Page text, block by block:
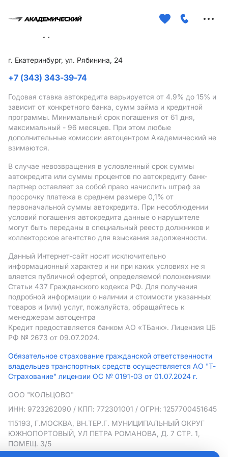
г. Екатеринбург, ул. Рябинина, 24
+7 (343) 343-39-74
Годовая ставка автокредита варьируется от 4.9% до 15% и
зависит от конкретного банка, сумм займа и кредитной
программы. Минимальный срок погашения от 61 дня,
максимальный - 96 месяцев. При этом любые
дополнительные комиссии автоцентром Академический не
взимаются.
В случае невозвращения в условленный срок суммы
автокредита или суммы процентов по автокредиту банк-
партнер оставляет за собой право начислить штраф за
просрочку платежа в среднем размере 0,1% от
первоначальной суммы автокредита. При несоблюдении
условий погашения автокредита данные о нарушителе
могут быть переданы в специальный реестр должников и
коллекторское агентство для взыскания задолженности.
Данный Интернет-сайт носит исключительно
информационный характер и ни при каких условиях не я
вляется публичной офертой, определяемой положениями
Статьи 437 Гражданского кодекса РФ. Для получения
подробной информации о наличии и стоимости указанных
товаров и (или) услуг, пожалуйста, обращайтесь к
менеджерам автоцентра
Кредит предоставляется банком АO «ТБанк». Лицензия ЦБ
РФ № 2673 от 09.07.2024.
Обязательное страхование гражданской ответственности
владельцев транспортных средств осуществляется АО "Т-
Страхование" лицензии ОС № 0191-03 от 01.07.2024 г.
ООО "КОЛЬЦОВО"
ИНН: 9723262090 / КПП: 772301001 / ОГРН: 1257700451645
115193, Г.МОСКВА, ВН.ТЕР.Г. МУНИЦИПАЛЬНЫЙ ОКРУГ
ЮЖНОПОРТОВЫЙ, УЛ ПЕТРА РОМАНОВА, Д. 7 СТР. 1,
ПОМЕЩ. 3/5